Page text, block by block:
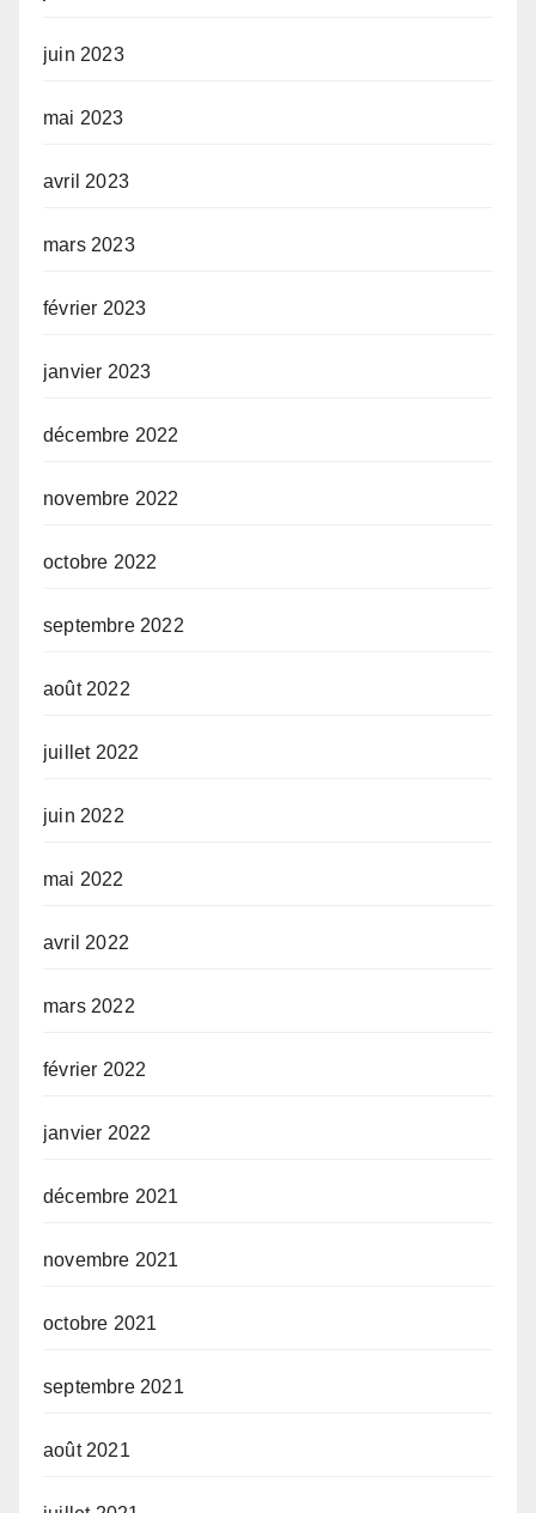
juin 2023
mai 2023
avril 2023
mars 2023
février 2023
janvier 2023
décembre 2022
novembre 2022
octobre 2022
septembre 2022
août 2022
juillet 2022
juin 2022
mai 2022
avril 2022
mars 2022
février 2022
janvier 2022
décembre 2021
novembre 2021
octobre 2021
septembre 2021
août 2021